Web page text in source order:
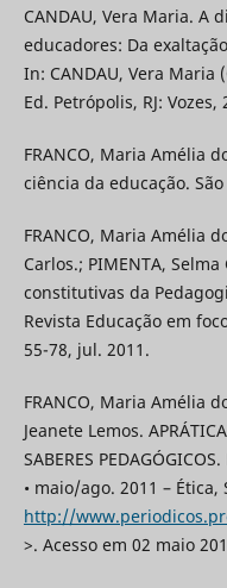
CANDAU, Vera Maria. A
educadores: Da
In: CANDAU, Vera Maria
Ed. Petrópolis, RJ: Vozes,
FRANCO, Maria Amélia
ciência da educação.
FRANCO, Maria Amélia
Carlos.; PIMENTA,
constitutivas da
Revista Educação em
55-78, jul. 2011.
FRANCO, Maria Amélia
Jeanete Lemos.
SABERES
• maio/ago. 2011 –
http://
>. Acesso em 02 maio